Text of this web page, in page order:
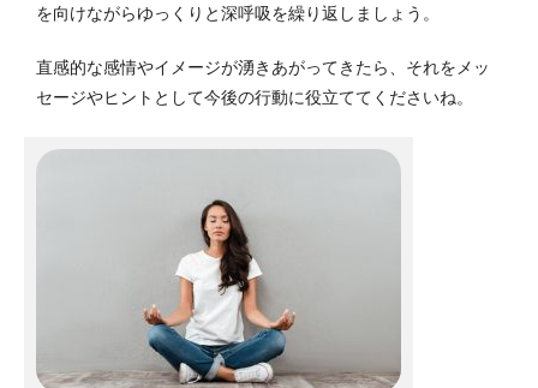
を向けながらゆっくりと深呼吸を繰り返しましょう。
直感的な感情やイメージが湧きあがってきたら、それをメッ
セージやヒントとして今後の行動に役立ててくださいね。